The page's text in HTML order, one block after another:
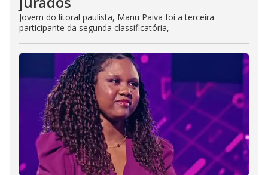
Jovem do litoral paulista, Manu Paiva foi a terceira
participante da segunda classificatória,